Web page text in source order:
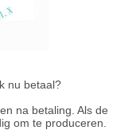
nu betaal?
na betaling. Als de
om te produceren.